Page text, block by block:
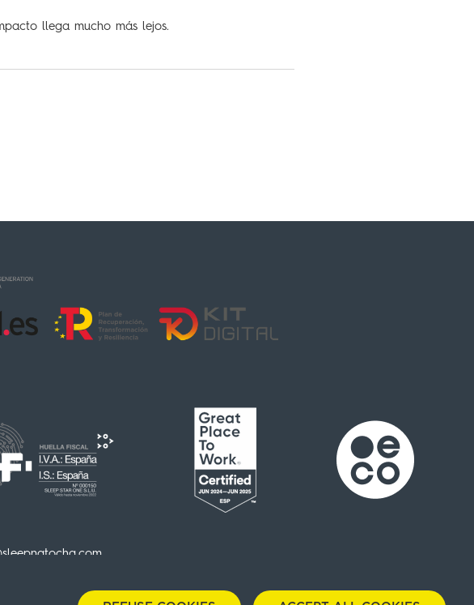
llega mucho más lejos.
Informativa sugli acquisti Scarica il nostro dossier Cookies Panel